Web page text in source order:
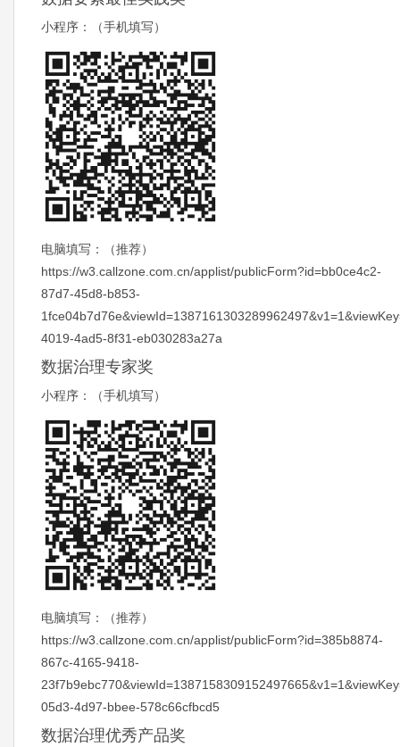
小程序：（手机填写）
电脑填写：（推荐）
https://w3.callzone.com.cn/applist/publicForm?id=bb0ce4c2-
87d7-45d8-b853-
4019-4ad5-8f31-eb030283a27a
数据治理专家奖
小程序：（手机填写）
电脑填写：（推荐）
https://w3.callzone.com.cn/applist/publicForm?id=385b8874-
867c-4165-9418-
05d3-4d97-bbee-578c66cfbcd5
数据治理优秀产品奖